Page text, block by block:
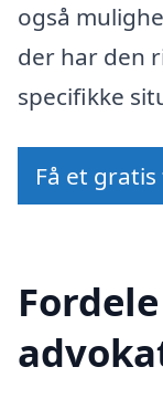
også
der har den
specifikke
Få et